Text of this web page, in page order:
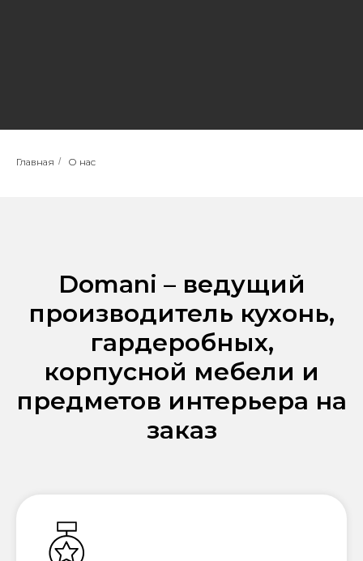
Главная / О нас
Domani – ведущий
производитель кухонь,
гардеробных,
корпусной мебели и
предметов интерьера на
заказ